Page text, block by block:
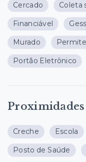
Cercado Coleta
Financiável
Murado
Portão Eletrônico
Proximidades
Creche Escola
Posto de Saúde